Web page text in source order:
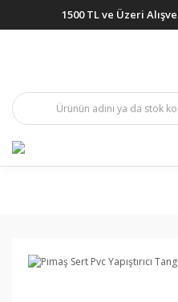
1500 TL ve Üzeri